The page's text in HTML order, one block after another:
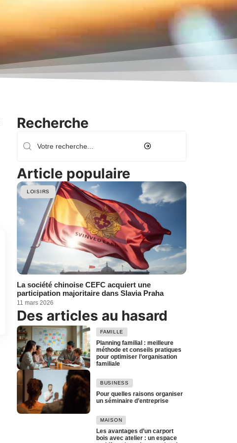
Recherche
Article populaire
LOISIRS
La société chinoise CEFC acquiert une
participation majoritaire dans Slavia Praha
11 mars 2026
Des articles au hasard
FAMILLE
Planning familial : meilleure
méthode et conseils pratiques
pour optimiser l’organisation
familiale
BUSINESS
Pour quelles raisons organiser
un séminaire d’entreprise
MAISON
Les avantages d’un carport
bois avec atelier : un espace